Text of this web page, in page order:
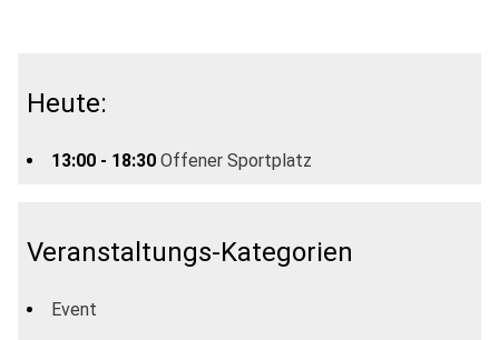
Heute:
13:00 - 18:30 Offener Sportplatz
Veranstaltungs-Kategorien
Event